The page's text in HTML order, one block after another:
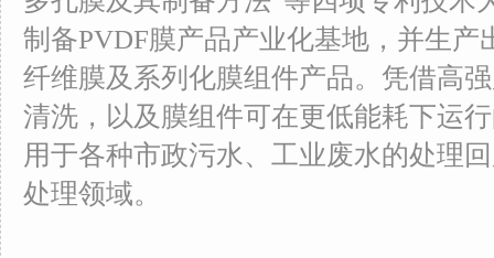
制备PVDF膜产品产业化基地，并生产
纤维膜及系列化膜组件产品。凭借高
清洗，以及膜组件可在更低能耗下运
用于各种市政污水、工业废水的处理
处理领域。